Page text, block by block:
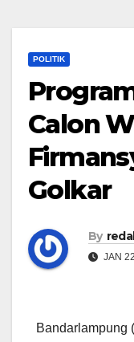
POLITIK
Calon
Golkar
By
JAN
Bandarlampung